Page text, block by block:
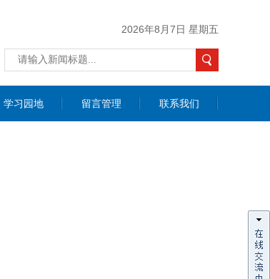
2026年8月7日 星期五
学习园地 留言管理 联系我们